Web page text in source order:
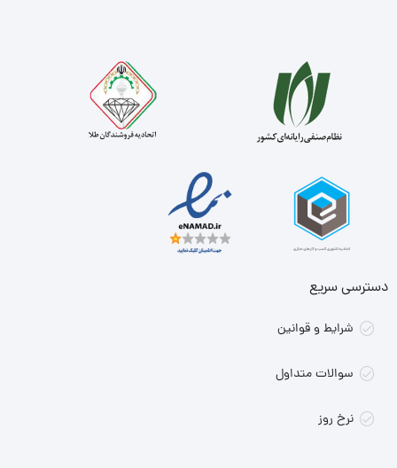
دسترسی سریع
شرایط و قوانین
سوالات متداول
نرخ روز